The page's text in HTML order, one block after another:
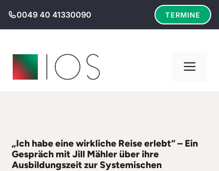
Inhalt
springen
0049 40 41330090 TERMINE
„Ich habe eine wirkliche Reise erlebt“ – Ein
Gespräch mit Jill Mähler über ihre
Ausbildungszeit zur Systemischen